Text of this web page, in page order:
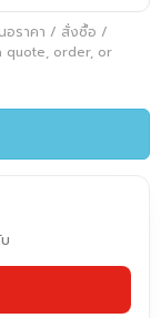
อราคา / สั่งซื้อ /
quote, order, or